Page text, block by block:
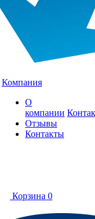
Компания
О
компании
Отзывы
Контакты
Корзина 0